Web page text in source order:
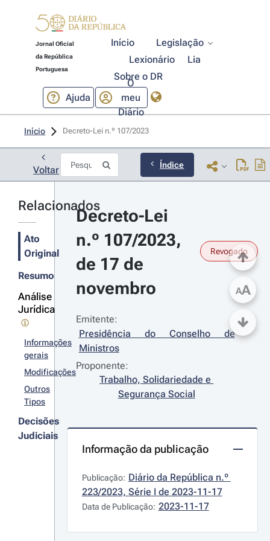
Jornal Oficial
da República
Portuguesa
Início
Legislação
Lexionário
Lia
Sobre o DR
Ajuda
O
meu
Diário
Início Decreto-Lei n.º 107/2023
Voltar Índice
Relacionados
Ato
Original
Resumo
Análise
Jurídica
Informações
gerais
Modificações
Outros
Tipos
Decisões
Judiciais
Decreto-Lei
n.º 107/2023,
de 17 de
novembro
Revogado
Emitente:
Presidência do Conselho de
Ministros
Proponente:
Trabalho, Solidariedade e
Segurança Social
Informação da publicação
Publicação: Diário da República n.º
223/2023, Série I de 2023-11-17
Data de Publicação: 2023-11-17
AA